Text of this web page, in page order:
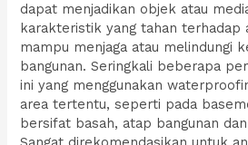
dapat menjadikan objek atau
karakteristik yang tahan terhadap
mampu menjaga atau melindungi
bangunan. Seringkali beberapa
ini yang menggunakan
area tertentu, seperti pada
bersifat basah, atap bangunan